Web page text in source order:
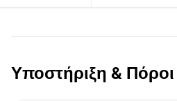
Υποστήριξη & Πόροι